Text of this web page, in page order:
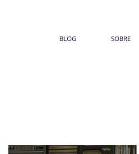
BLOG SOBRE